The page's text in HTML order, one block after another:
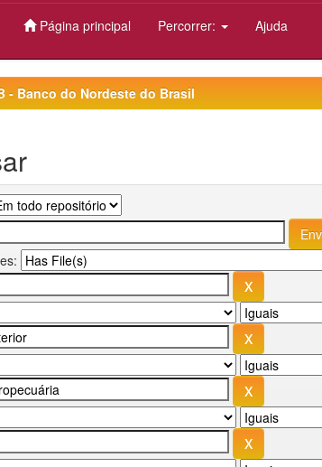
Página principal Percorrer: Ajuda
- Banco do Nordeste do Brasil